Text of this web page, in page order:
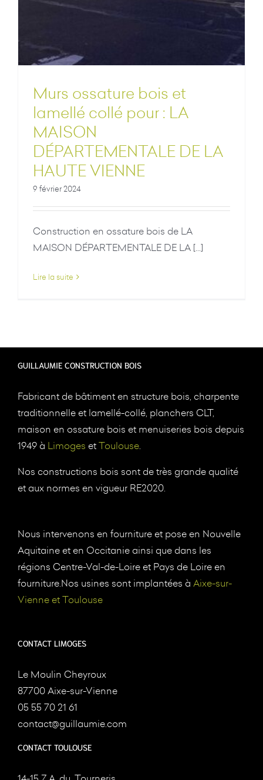
Murs ossature bois et
lamellé collé pour : LA
MAISON
DÉPARTEMENTALE DE LA
HAUTE VIENNE
9 février 2024
Construction en ossature bois de LA
MAISON DÉPARTEMENTALE DE LA [...]
Lire la suite
GUILLAUMIE CONSTRUCTION BOIS
Fabricant de bâtiment en structure bois, charpente
traditionnelle et lamellé-collé, planchers CLT,
maison en ossature bois et menuiseries bois depuis
1949 à Limoges etToulouse.
Nos constructions bois sont de très grande qualité
et aux normes en vigueur RE2020.
Nous intervenons en fourniture et pose en Nouvelle
Aquitaine et en Occitanie ainsi que dans les
régions Centre-Val-de-Loire et Pays de Loire en
fourniture.Nos usines sont implantées à Aixe-sur-
Vienne et Toulouse
CONTACT LIMOGES
Le Moulin Cheyroux
87700 Aixe-sur-Vienne
05 55 70 21 61
contact@guillaumie.com
CONTACT TOULOUSE